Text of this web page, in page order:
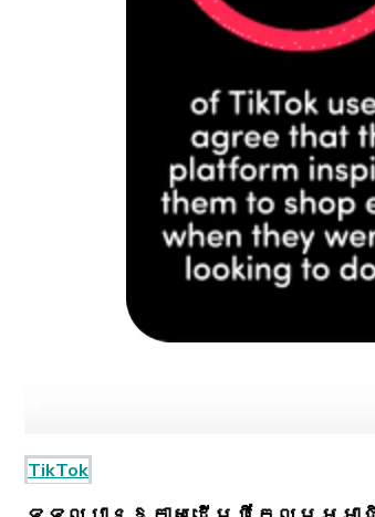
TikTok